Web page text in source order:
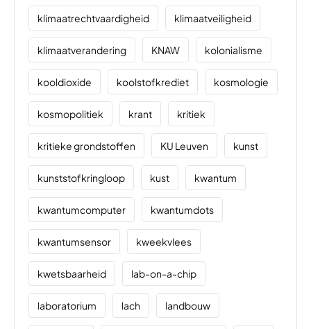
klimaatrechtvaardigheid klimaatveiligheid
klimaatverandering KNAW kolonialisme
kooldioxide koolstofkrediet kosmologie
kosmopolitiek krant kritiek
kritieke grondstoffen KU Leuven kunst
kunststofkringloop kust kwantum
kwantumcomputer kwantumdots
kwantumsensor kweekvlees
kwetsbaarheid lab-on-a-chip
laboratorium lach landbouw